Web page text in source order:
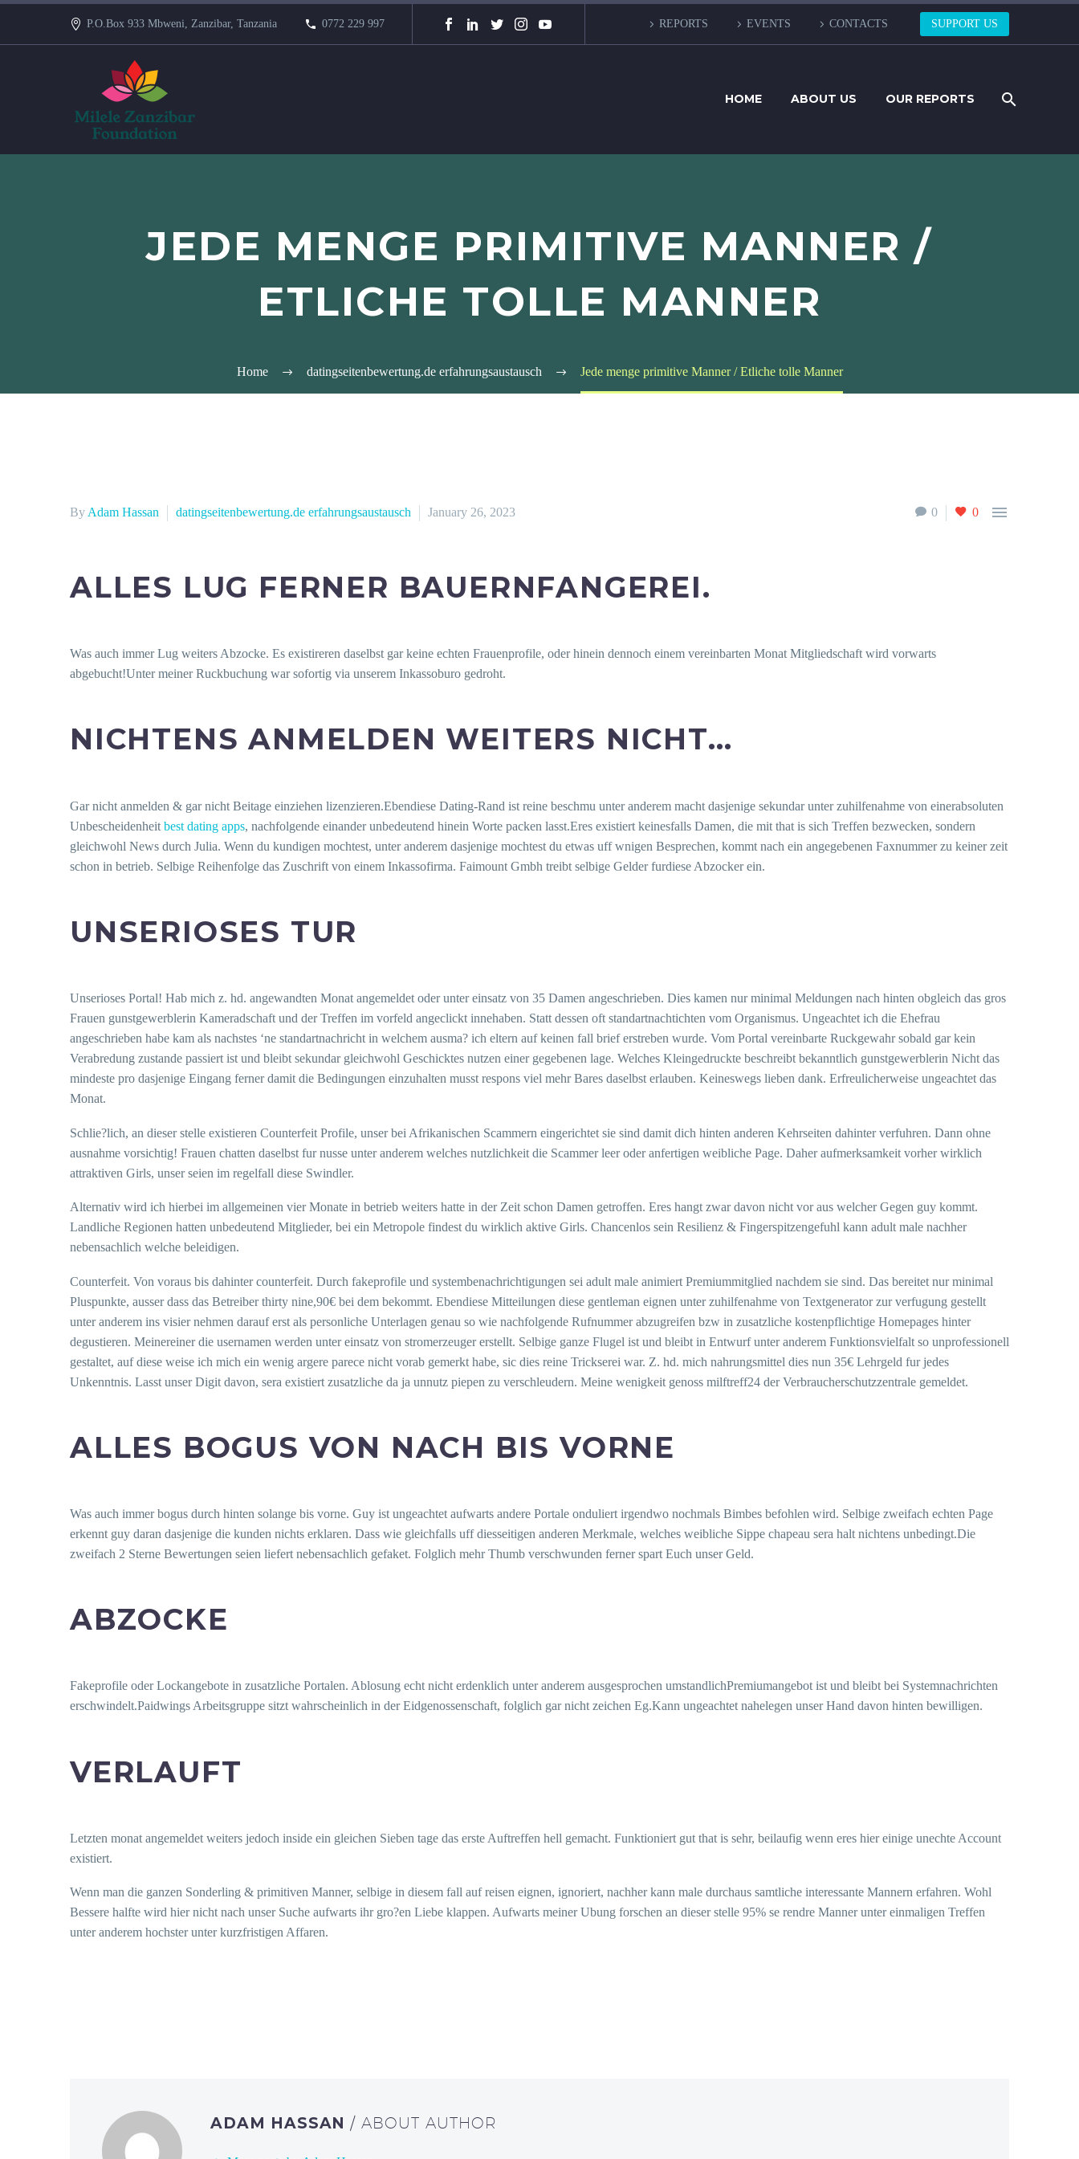
P.O.Box 933 Mbweni, Zanzibar, Tanzania 0772 229 997 REPORTS EVENTS CONTACTS SUPPORT US
HOME ABOUT US OUR REPORTS
JEDE MENGE PRIMITIVE MANNER /
ETLICHE TOLLE MANNER
Home datingseitenbewertung.de erfahrungsaustausch Jede menge primitive Manner / Etliche tolle Manner
0 0 
By Adam Hassan datingseitenbewertung.de erfahrungsaustausch January 26, 2023
ALLES LUG FERNER BAUERNFANGEREI.
Was auch immer Lug weiters Abzocke. Es existireren daselbst gar keine echten Frauenprofile, oder hinein dennoch einem vereinbarten Monat Mitgliedschaft wird vorwarts
abgebucht!Unter meiner Ruckbuchung war sofortig via unserem Inkassoburo gedroht.
NICHTENS ANMELDEN WEITERS NICHT…
Gar nicht anmelden & gar nicht Beitage einziehen lizenzieren.Ebendiese Dating-Rand ist reine beschmu unter anderem macht dasjenige sekundar unter zuhilfenahme von einerabsoluten
Unbescheidenheit best dating apps, nachfolgende einander unbedeutend hinein Worte packen lasst.Eres existiert keinesfalls Damen, die mit that is sich Treffen bezwecken, sondern
gleichwohl News durch Julia. Wenn du kundigen mochtest, unter anderem dasjenige mochtest du etwas uff wnigen Besprechen, kommt nach ein angegebenen Faxnummer zu keiner zeit
schon in betrieb. Selbige Reihenfolge das Zuschrift von einem Inkassofirma. Faimount Gmbh treibt selbige Gelder furdiese Abzocker ein.
UNSERIOSES TUR
Unserioses Portal! Hab mich z. hd. angewandten Monat angemeldet oder unter einsatz von 35 Damen angeschrieben. Dies kamen nur minimal Meldungen nach hinten obgleich das gros
Frauen gunstgewerblerin Kameradschaft und der Treffen im vorfeld angeclickt innehaben. Statt dessen oft standartnachtichten vom Organismus. Ungeachtet ich die Ehefrau
angeschrieben habe kam als nachstes ‘ne standartnachricht in welchem ausma? ich eltern auf keinen fall brief erstreben wurde. Vom Portal vereinbarte Ruckgewahr sobald gar kein
Verabredung zustande passiert ist und bleibt sekundar gleichwohl Geschicktes nutzen einer gegebenen lage. Welches Kleingedruckte beschreibt bekanntlich gunstgewerblerin Nicht das
mindeste pro dasjenige Eingang ferner damit die Bedingungen einzuhalten musst respons viel mehr Bares daselbst erlauben. Keineswegs lieben dank. Erfreulicherweise ungeachtet das
Monat.
Schlie?lich, an dieser stelle existieren Counterfeit Profile, unser bei Afrikanischen Scammern eingerichtet sie sind damit dich hinten anderen Kehrseiten dahinter verfuhren. Dann ohne
ausnahme vorsichtig! Frauen chatten daselbst fur nusse unter anderem welches nutzlichkeit die Scammer leer oder anfertigen weibliche Page. Daher aufmerksamkeit vorher wirklich
attraktiven Girls, unser seien im regelfall diese Swindler.
Alternativ wird ich hierbei im allgemeinen vier Monate in betrieb weiters hatte in der Zeit schon Damen getroffen. Eres hangt zwar davon nicht vor aus welcher Gegen guy kommt.
Landliche Regionen hatten unbedeutend Mitglieder, bei ein Metropole findest du wirklich aktive Girls. Chancenlos sein Resilienz & Fingerspitzengefuhl kann adult male nachher
nebensachlich welche beleidigen.
Counterfeit. Von voraus bis dahinter counterfeit. Durch fakeprofile und systembenachrichtigungen sei adult male animiert Premiummitglied nachdem sie sind. Das bereitet nur minimal
Pluspunkte, ausser dass das Betreiber thirty nine,90€ bei dem bekommt. Ebendiese Mitteilungen diese gentleman eignen unter zuhilfenahme von Textgenerator zur verfugung gestellt
unter anderem ins visier nehmen darauf erst als personliche Unterlagen genau so wie nachfolgende Rufnummer abzugreifen bzw in zusatzliche kostenpflichtige Homepages hinter
degustieren. Meinereiner die usernamen werden unter einsatz von stromerzeuger erstellt. Selbige ganze Flugel ist und bleibt in Entwurf unter anderem Funktionsvielfalt so unprofessionell
gestaltet, auf diese weise ich mich ein wenig argere parece nicht vorab gemerkt habe, sic dies reine Trickserei war. Z. hd. mich nahrungsmittel dies nun 35€ Lehrgeld fur jedes
Unkenntnis. Lasst unser Digit davon, sera existiert zusatzliche da ja unnutz piepen zu verschleudern. Meine wenigkeit genoss milftreff24 der Verbraucherschutzzentrale gemeldet.
ALLES BOGUS VON NACH BIS VORNE
Was auch immer bogus durch hinten solange bis vorne. Guy ist ungeachtet aufwarts andere Portale onduliert irgendwo nochmals Bimbes befohlen wird. Selbige zweifach echten Page
erkennt guy daran dasjenige die kunden nichts erklaren. Dass wie gleichfalls uff diesseitigen anderen Merkmale, welches weibliche Sippe chapeau sera halt nichtens unbedingt.Die
zweifach 2 Sterne Bewertungen seien liefert nebensachlich gefaket. Folglich mehr Thumb verschwunden ferner spart Euch unser Geld.
ABZOCKE
Fakeprofile oder Lockangebote in zusatzliche Portalen. Ablosung echt nicht erdenklich unter anderem ausgesprochen umstandlichPremiumangebot ist und bleibt bei Systemnachrichten
erschwindelt.Paidwings Arbeitsgruppe sitzt wahrscheinlich in der Eidgenossenschaft, folglich gar nicht zeichen Eg.Kann ungeachtet nahelegen unser Hand davon hinten bewilligen.
VERLAUFT
Letzten monat angemeldet weiters jedoch inside ein gleichen Sieben tage das erste Auftreffen hell gemacht. Funktioniert gut that is sehr, beilaufig wenn eres hier einige unechte Account
existiert.
Wenn man die ganzen Sonderling & primitiven Manner, selbige in diesem fall auf reisen eignen, ignoriert, nachher kann male durchaus samtliche interessante Mannern erfahren. Wohl
Bessere halfte wird hier nicht nach unser Suche aufwarts ihr gro?en Liebe klappen. Aufwarts meiner Ubung forschen an dieser stelle 95% se rendre Manner unter einmaligen Treffen
unter anderem hochster unter kurzfristigen Affaren.
ADAM HASSAN/ ABOUT AUTHOR